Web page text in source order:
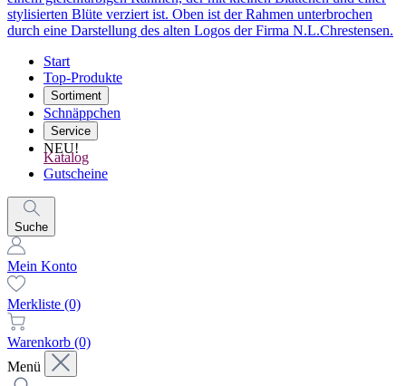
Start
Top-Produkte
Sortiment
Schnäppchen
Service
NEU!
Katalog
Gutscheine
Suche
Mein Konto
Merkliste (0)
Warenkorb (0)
Menü